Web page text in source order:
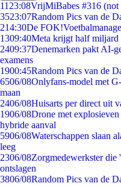
11 23:08VrijMiBabes #316
3523:07Random Pics van de
214:30De
1309:40Meta krijgt half miljard
2409:37Denemarken pakt AI-
examens
1900:45Random Pics van de
6506/08Onlyfans-model met
maan
2406/08Huisarts per direct uit
1906/08Drone met
hybride aanval
5906/08Waterschappen slaan
leeg
2306/08Zorgmedewerkster die
ontslagen
3806/08Random Pics van de